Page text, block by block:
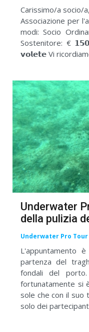
Carissimo/a socio/
Associazione per
modi: Socio
Sostenitore: €
𝘃𝗼𝗹𝗲𝘁𝗲 Vi
Underwater
della pulizia
Underwater Pro Tour
L'appuntamento
partenza del
fondali del
fortunatamente si
sole che con il suo
solo dei